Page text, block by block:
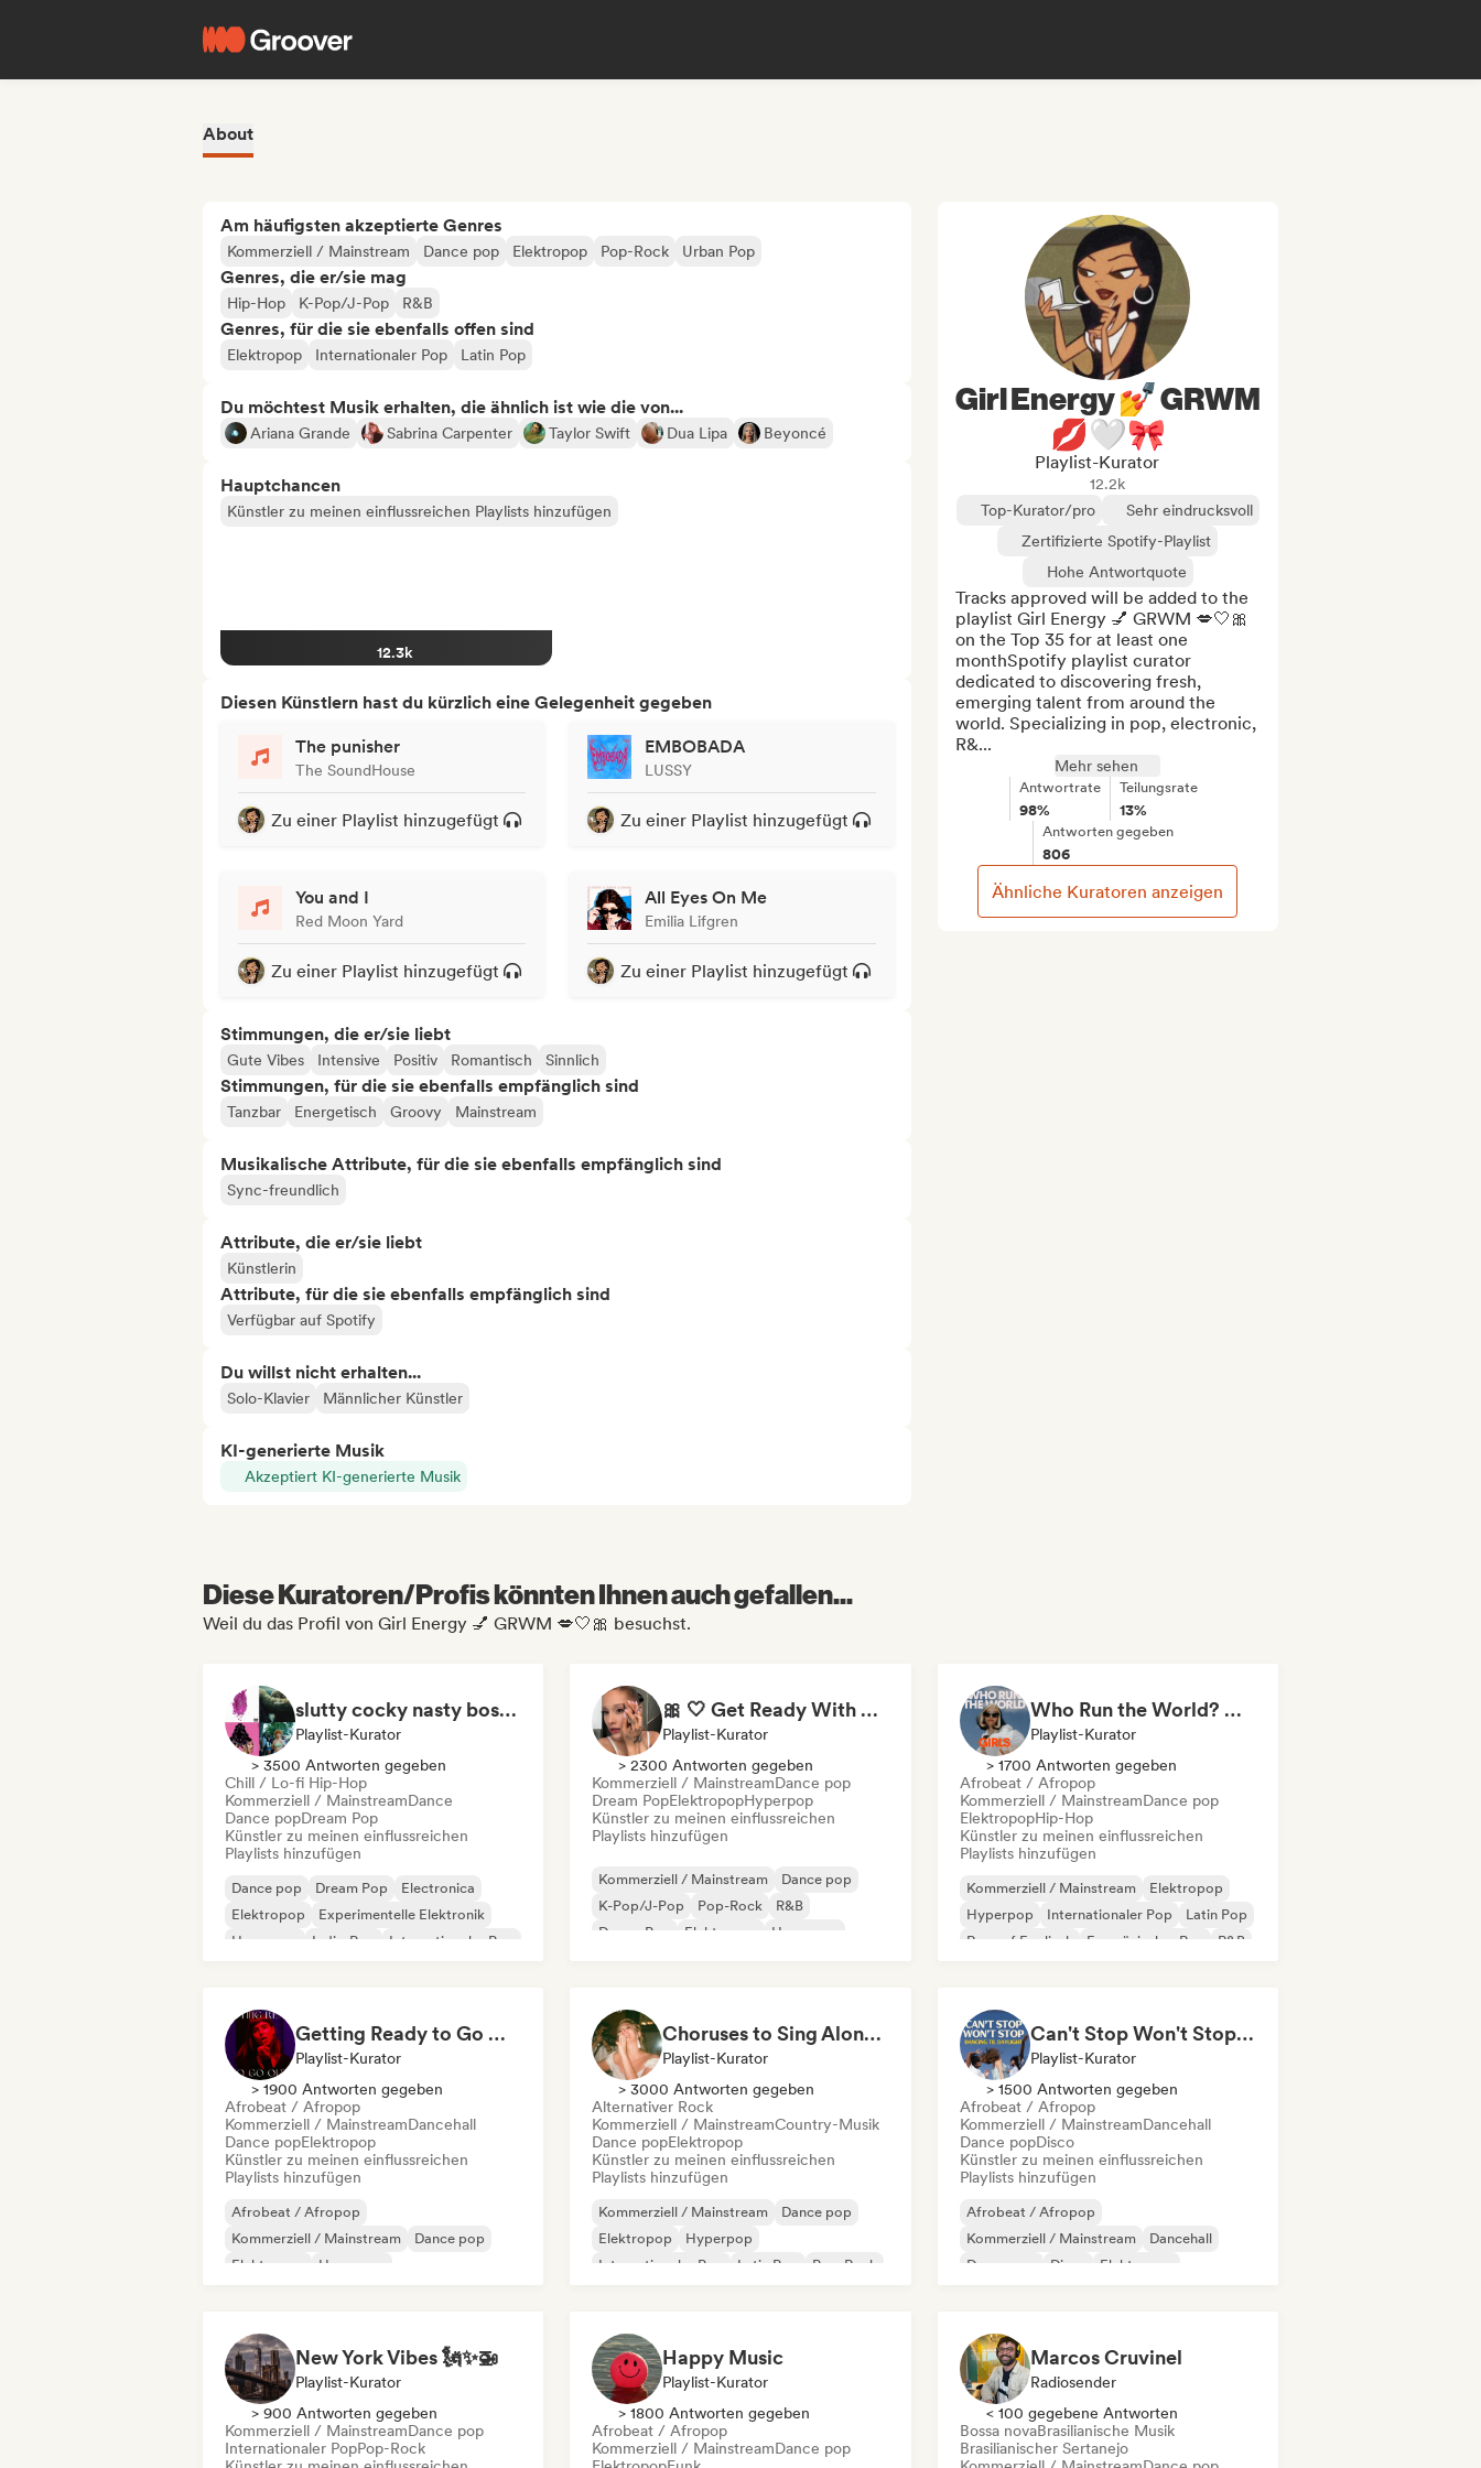
About
Am häufigsten akzeptierte Genres
Kommerziell / Mainstream Dance pop Elektropop Pop-Rock Urban Pop
Genres, die er/sie mag
Hip-Hop K-Pop/J-Pop R&B
Genres, für die sie ebenfalls offen sind
Elektropop Internationaler Pop Latin Pop
Du möchtest Musik erhalten, die ähnlich ist wie die von...
Ariana Grande Sabrina Carpenter Taylor Swift Dua Lipa Beyoncé
Hauptchancen
Künstler zu meinen einflussreichen Playlists hinzufügen
12.3k
Diesen Künstlern hast du kürzlich eine Gelegenheit gegeben
The punisher
The SoundHouse
Zu einer Playlist hinzugefügt
EMBOBADA
LUSSY
Zu einer Playlist hinzugefügt
You and I
Red Moon Yard
Zu einer Playlist hinzugefügt
All Eyes On Me
Emilia Lifgren
Zu einer Playlist hinzugefügt
Stimmungen, die er/sie liebt
Gute Vibes Intensive Positiv Romantisch Sinnlich
Stimmungen, für die sie ebenfalls empfänglich sind
Tanzbar Energetisch Groovy Mainstream
Musikalische Attribute, für die sie ebenfalls empfänglich sind
Sync-freundlich
Attribute, die er/sie liebt
Künstlerin
Attribute, für die sie ebenfalls empfänglich sind
Verfügbar auf Spotify
Du willst nicht erhalten...
Solo-Klavier Männlicher Künstler
KI-generierte Musik
Akzeptiert KI-generierte Musik
Girl Energy 💅 GRWM
💋🤍🎀
Playlist-Kurator
12.2k
Top-Kurator/pro
Sehr eindrucksvoll
Zertifizierte Spotify-Playlist
Hohe Antwortquote
Tracks approved will be added to the
playlist Girl Energy 💅 GRWM 💋🤍🎀
on the Top 35 for at least one
monthSpotify playlist curator
dedicated to discovering fresh,
emerging talent from around the
world. Specializing in pop, electronic,
R&...
Mehr sehen
Antwortrate
98%
Teilungsrate
13%
Antworten gegeben
806
Ähnliche Kuratoren anzeigen
Diese Kuratoren/Profis könnten Ihnen auch gefallen...
Weil du das Profil von Girl Energy 💅 GRWM 💋🤍🎀 besuchst.
slutty cocky nasty bossy mode
Playlist-Kurator
> 3500 Antworten gegeben
Chill / Lo-fi Hip-Hop
Kommerziell / MainstreamDance
Dance popDream Pop
Künstler zu meinen einflussreichen
Playlists hinzufügen
Dance pop Dream Pop
Electronica
Elektropop
Experimentelle Elektronik
Hyperpop
Indie-Pop Internationaler Pop
🎀 🤍 Get Ready With Me🤍 🎀 GRWM Playlist
Playlist-Kurator
> 2300 Antworten gegeben
Kommerziell / MainstreamDance pop
Dream PopElektropopHyperpop
Künstler zu meinen einflussreichen
Playlists hinzufügen
Kommerziell / Mainstream
Dance pop
K-Pop/J-Pop
Pop-Rock
R&B
Dream Pop
Elektropop Hyperpop
Who Run the World? Girls! 🔥 Female Empowerment Pop & Girl-Power Anthems
Playlist-Kurator
> 1700 Antworten gegeben
Afrobeat / Afropop
Kommerziell / MainstreamDance pop
ElektropopHip-Hop
Künstler zu meinen einflussreichen
Playlists hinzufügen
Kommerziell / Mainstream
Elektropop
Hyperpop
Internationaler Pop
Latin Pop
Rap auf Englisch
Französischer Rap R&B
Getting Ready to Go Out 🍒💋
Playlist-Kurator
> 1900 Antworten gegeben
Afrobeat / Afropop
Kommerziell / MainstreamDancehall
Dance popElektropop
Künstler zu meinen einflussreichen
Playlists hinzufügen
Afrobeat / Afropop
Kommerziell / Mainstream
Dance pop
Elektropop
Hyperpop
Choruses to Sing Along To
Playlist-Kurator
> 3000 Antworten gegeben
Alternativer Rock
Kommerziell / MainstreamCountry-Musik
Dance popElektropop
Künstler zu meinen einflussreichen
Playlists hinzufügen
Kommerziell / Mainstream
Dance pop
Elektropop
Hyperpop
Internationaler Pop
Latin Pop
Pop-Rock
Can't Stop Won't Stop 🪩 Electropop, Dance-Pop & Nu Disco
Playlist-Kurator
> 1500 Antworten gegeben
Afrobeat / Afropop
Kommerziell / MainstreamDancehall
Dance popDisco
Künstler zu meinen einflussreichen
Playlists hinzufügen
Afrobeat / Afropop
Kommerziell / Mainstream
Dancehall
Dance pop
Disco
Elektropop
New York Vibes 🗽✨🚁
Playlist-Kurator
> 900 Antworten gegeben
Kommerziell / MainstreamDance pop
Internationaler PopPop-Rock
Happy Music
Playlist-Kurator
> 1800 Antworten gegeben
Afrobeat / Afropop
Kommerziell / MainstreamDance pop
Marcos Cruvinel
Radiosender
< 100 gegebene Antworten
Bossa novaBrasilianische Musik
Brasilianischer Sertanejo